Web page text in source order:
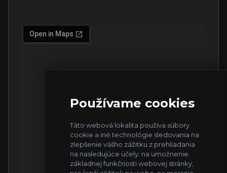
Používame cookies
Táto webová lokalita používa súbory
cookie a iné technológie sledovania na
zlepšenie vášho zážitku z prehliadania
na nasledujúce účely: na umožnenie
základnej funkčnosti webovej stránky,